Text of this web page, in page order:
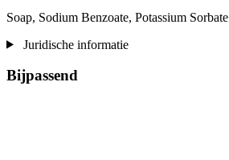
Soap, Sodium Benzoate, Potassium Sorbate
Juridische informatie
Bijpassend